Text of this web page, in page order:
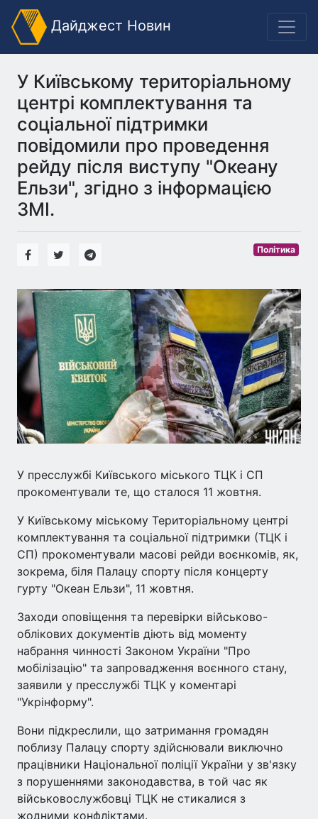
Дайджест Новин
У Київському територіальному
центрі комплектування та
соціальної підтримки
повідомили про проведення
рейду після виступу "Океану
Ельзи", згідно з інформацією
ЗМІ.
Політика
У пресслужбі Київського міського ТЦК і СП
прокоментували те, що сталося 11 жовтня.
У Київському міському Територіальному центрі
комплектування та соціальної підтримки (ТЦК і
СП) прокоментували масові рейди воєнкомів, як,
зокрема, біля Палацу спорту після концерту
гурту "Океан Ельзи", 11 жовтня.
Заходи оповіщення та перевірки військово-
облікових документів діють від моменту
набрання чинності Законом України "Про
мобілізацію" та запровадження воєнного стану,
заявили у пресслужбі ТЦК у коментарі
"Укрінформу".
Вони підкреслили, що затримання громадян
поблизу Палацу спорту здійснювали виключно
працівники Національної поліції України у зв'язку
з порушеннями законодавства, в той час як
військовослужбовці ТЦК не стикалися з
жодними конфліктами.